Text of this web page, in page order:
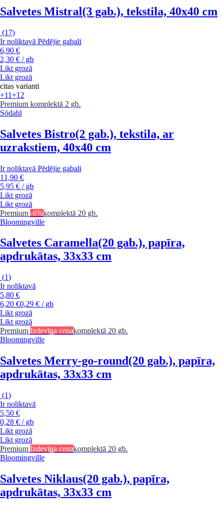
Salvetes Mistral(3 gab.), tekstila, 40x40 cm
(17)
Ir noliktavā Pēdējie gabali
6,90 €
2,30 € / gb
Likt grozā
Likt grozā
citas varianti
+11+12
Premium komplektā 2 gb.
Södahl
Salvetes Bistro(2 gab.), tekstila, ar
uzrakstiem, 40x40 cm
Ir noliktavā Pēdējie gabali
11,90 €
5,95 € / gb
Likt grozā
Likt grozā
Premium -6%komplektā 20 gb.
Bloomingville
Salvetes Caramella(20 gab.), papīra,
apdrukātas, 33x33 cm
(1)
Ir noliktavā
5,80 €
6,20 €0,29 € / gb
Likt grozā
Likt grozā
Premium Izdevīga cenakomplektā 20 gb.
Bloomingville
Salvetes Merry-go-round(20 gab.), papīra,
apdrukātas, 33x33 cm
(1)
Ir noliktavā
5,50 €
0,28 € / gb
Likt grozā
Likt grozā
Premium Izdevīga cenakomplektā 20 gb.
Bloomingville
Salvetes Niklaus(20 gab.), papīra,
apdrukātas, 33x33 cm